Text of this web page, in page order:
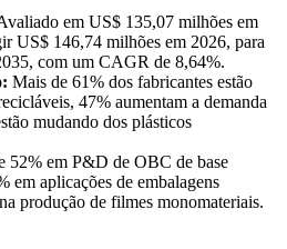
em US$ 135,07 milhões em
US$ 146,74 milhões em 2026, para
com um CAGR de 8,64%.
Mais de 61% dos fabricantes estão
47% aumentam a demanda
mudando dos plásticos
52% em P&D de OBC de base
em aplicações de embalagens
produção de filmes monomateriais.